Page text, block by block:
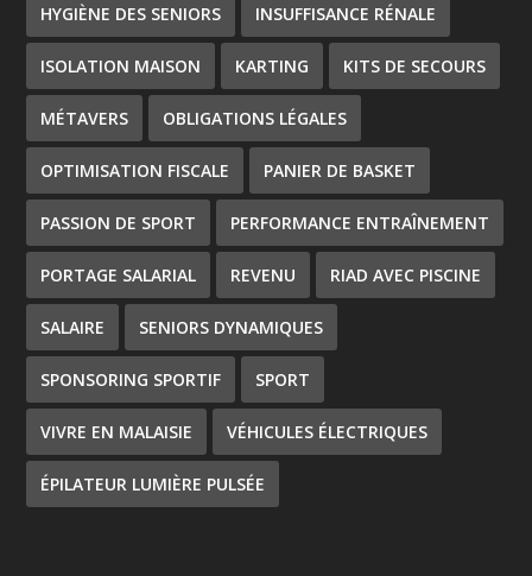
HYGIÈNE DES SENIORS INSUFFISANCE RÉNALE
ISOLATION MAISON KARTING KITS DE SECOURS
MÉTAVERS OBLIGATIONS LÉGALES
OPTIMISATION FISCALE PANIER DE BASKET
PASSION DE SPORT PERFORMANCE ENTRAÎNEMENT
PORTAGE SALARIAL REVENU RIAD AVEC PISCINE
SALAIRE SENIORS DYNAMIQUES
SPONSORING SPORTIF SPORT
VIVRE EN MALAISIE VÉHICULES ÉLECTRIQUES
ÉPILATEUR LUMIÈRE PULSÉE